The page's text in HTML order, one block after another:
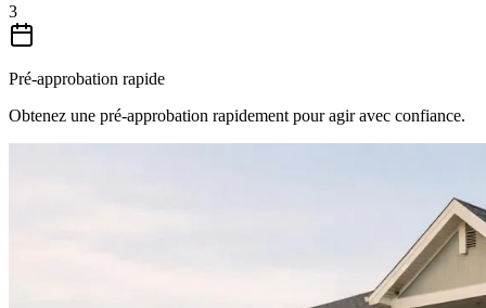
3
Pré-approbation rapide
Obtenez une pré-approbation rapidement pour agir avec confiance.